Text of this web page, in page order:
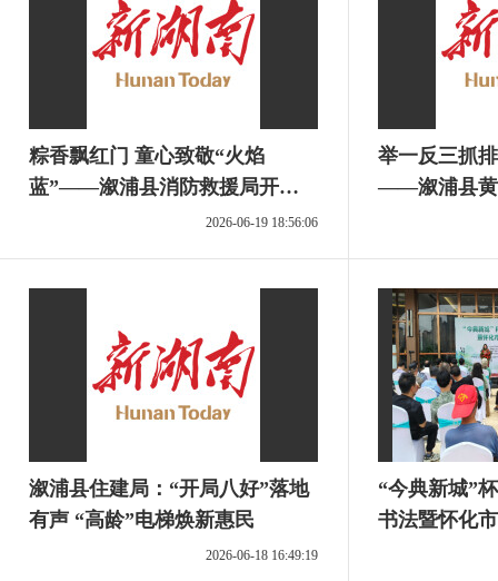
粽香飘红门 童心致敬“火焰
蓝”——溆浦县消防救援局开
展“时刻准备着”消防安全宣传活
2026-06-19 18:56:06
举一反三抓
——溆浦县黄
溆浦县住建局：“开局八好”落地
有声 “高龄”电梯焕新惠民
2026-06-18 16:49:19
“今典新城”
书法暨怀化